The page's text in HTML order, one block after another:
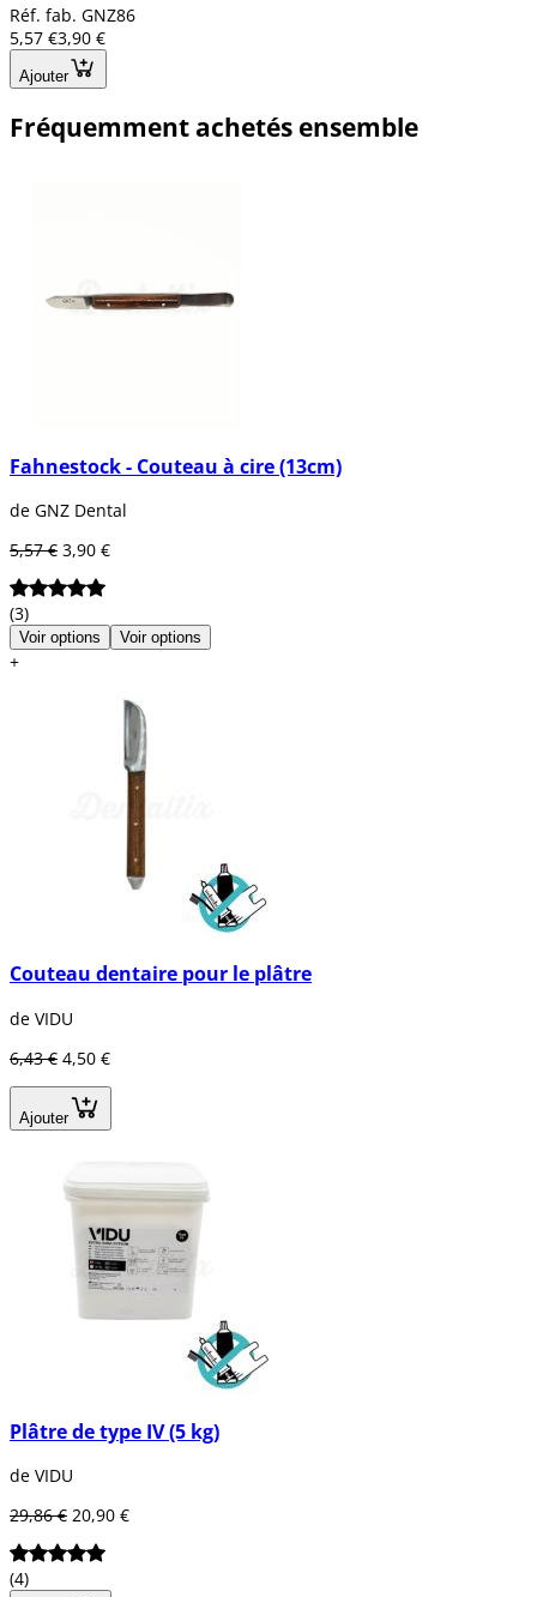
Réf. fab. GNZ86
5,57 €3,90 €
Ajouter
Fréquemment achetés ensemble
Fahnestock - Couteau à cire (13cm)
de GNZ Dental
5,57 € 3,90 €
(3)
Voir options Voir options
+
Couteau dentaire pour le plâtre
de VIDU
6,43 € 4,50 €
Ajouter
Plâtre de type IV (5 kg)
de VIDU
29,86 € 20,90 €
(4)